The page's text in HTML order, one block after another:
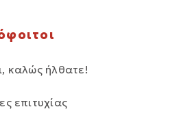
καλώς ήλθατε!
επιτυχίας